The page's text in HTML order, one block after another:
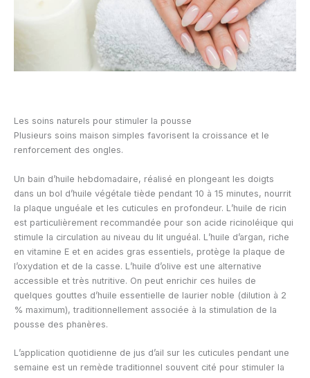
Les soins naturels pour stimuler la pousse
Plusieurs soins maison simples favorisent la croissance et le
renforcement des ongles.
Un bain d’huile hebdomadaire, réalisé en plongeant les doigts
dans un bol d’huile végétale tiède pendant 10 à 15 minutes, nourrit
la plaque unguéale et les cuticules en profondeur. L’huile de ricin
est particulièrement recommandée pour son acide ricinoléique qui
stimule la circulation au niveau du lit unguéal. L’huile d’argan, riche
en vitamine E et en acides gras essentiels, protège la plaque de
l’oxydation et de la casse. L’huile d’olive est une alternative
accessible et très nutritive. On peut enrichir ces huiles de
quelques gouttes d’huile essentielle de laurier noble (dilution à 2
% maximum), traditionnellement associée à la stimulation de la
pousse des phanères.
L’application quotidienne de jus d’ail sur les cuticules pendant une
semaine est un remède traditionnel souvent cité pour stimuler la